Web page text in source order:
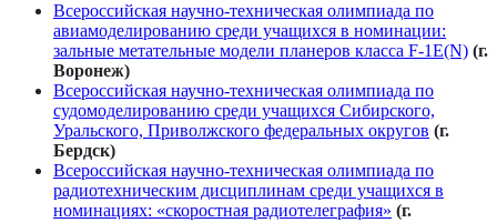
Всероссийская научно-техническая олимпиада по
авиамоделированию среди учащихся в номинации:
зальные метательные модели планеров класса F-1E(N) (г.
Воронеж)
Всероссийская научно-техническая олимпиада по
судомоделированию среди учащихся Сибирского,
Уральского, Приволжского федеральных округов (г.
Бердск)
Всероссийская научно-техническая олимпиада по
радиотехническим дисциплинам среди учащихся в
номинациях: «скоростная радиотелеграфия» (г.